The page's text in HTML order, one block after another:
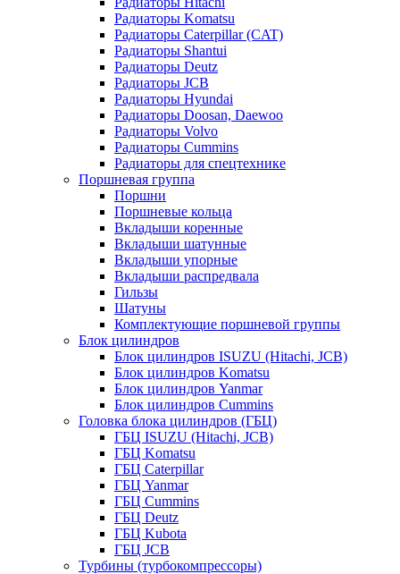
Радиаторы Komatsu
Радиаторы Caterpillar (CAT)
Радиаторы Shantui
Радиаторы Deutz
Радиаторы JCB
Радиаторы Hyundai
Радиаторы Doosan, Daewoo
Радиаторы Volvo
Радиаторы Cummins
Радиаторы для спецтехнике
Поршневая группа
Поршни
Поршневые кольца
Вкладыши коренные
Вкладыши шатунные
Вкладыши упорные
Вкладыши распредвала
Гильзы
Шатуны
Комплектующие поршневой группы
Блок цилиндров
Блок цилиндров ISUZU (Hitachi, JCB)
Блок цилиндров Komatsu
Блок цилиндров Yanmar
Блок цилиндров Cummins
Головка блока цилиндров (ГБЦ)
ГБЦ ISUZU (Hitachi, JCB)
ГБЦ Komatsu
ГБЦ Caterpillar
ГБЦ Yanmar
ГБЦ Cummins
ГБЦ Deutz
ГБЦ Kubota
ГБЦ JCB
Турбины (турбокомпрессоры)